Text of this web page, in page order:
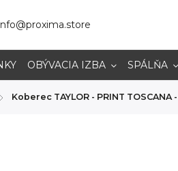
OBÝVACIA IZBA SPÁLŇA
/ Koberec TAYLOR - PRINT TOSCANA